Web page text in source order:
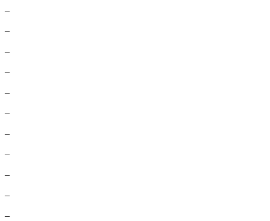
–
–
–
–
–
–
–
–
–
–
–